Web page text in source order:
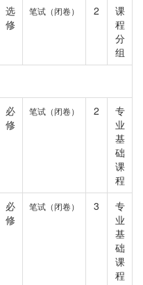
选
修
笔试（闭卷） 2
课
程
分
组
必
修
笔试（闭卷） 2
专
业
基
础
课
程
必
修
笔试（闭卷） 3
专
业
基
础
课
程